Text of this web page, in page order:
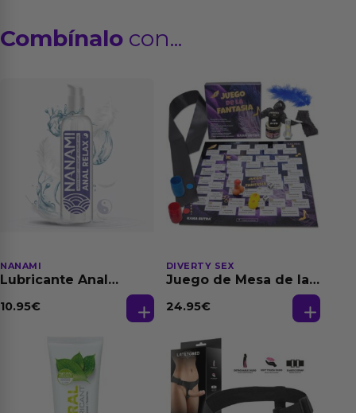
Combínalo con...
NANAMI
Lubricante Anal
Dilatación Base Agua
10.95€
DIVERTY SEX
Juego de Mesa de las
24.95€